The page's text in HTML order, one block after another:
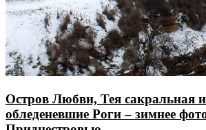
Остров Любви, Тея сакральная
обледеневшие Роги – зимнее